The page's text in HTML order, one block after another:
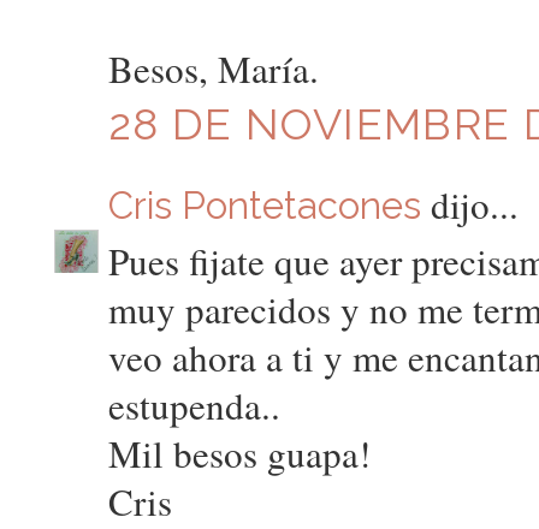
Besos, María.
28 DE NOVIEMBRE
Cris Pontetacones dijo...
Pues fijate que ayer
muy parecidos y no me
veo ahora a ti y me
estupenda..
Mil besos guapa!
Cris